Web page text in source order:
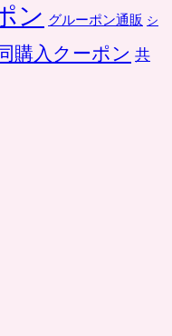
ン グルーポン通販 シ
購入クーポン 共